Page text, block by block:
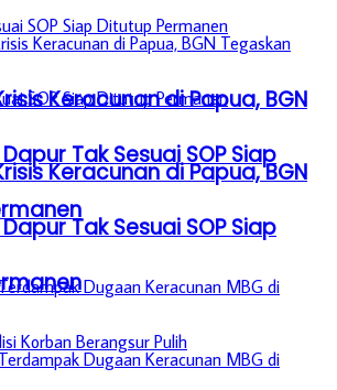
Keracunan di Papua, BGN
Tak Sesuai SOP Siap
Keracunan di Papua, BGN
Tak Sesuai SOP Siap